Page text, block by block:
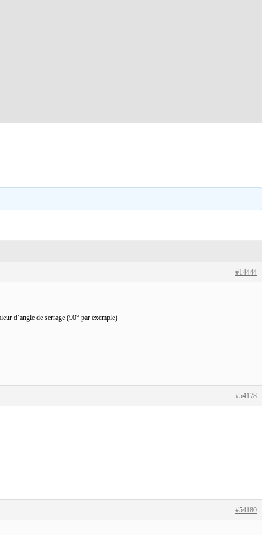
#14444
d’angle de serrage (90° par exemple)
#54178
#54180